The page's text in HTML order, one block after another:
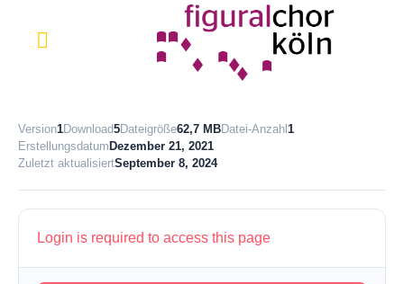
Version1Download5Dateigröße62,7 MBDatei-Anzahl 1
Erstellungsdatum Dezember 21, 2021
Zuletzt aktualisiertSeptember 8, 2024
Login is required to access this page